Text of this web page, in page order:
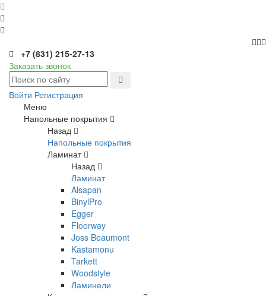
+7 (831) 215-27-13
Заказать звонок
Войти Регистрация
Меню
Напольные покрытия
Назад
Напольные покрытия
Ламинат
Назад
Ламинат
Alsapan
BinylPro
Egger
Floorway
Joss Beaumont
Kastamonu
Tarkett
Woodstyle
Ламинели